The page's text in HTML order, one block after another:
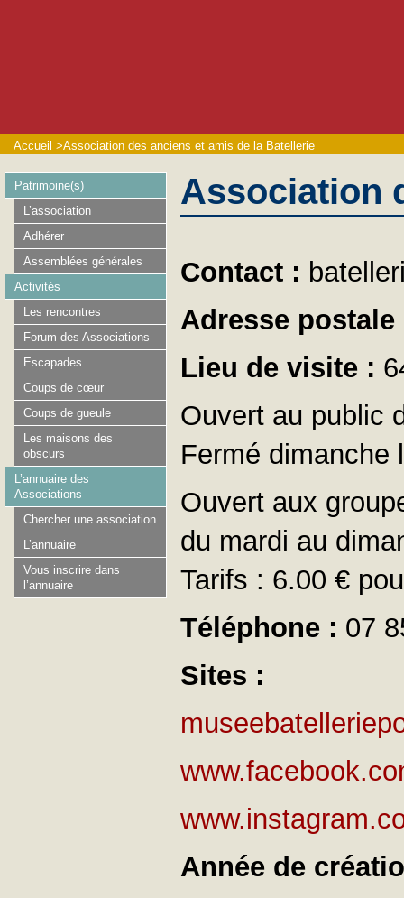
Accueil >Association des anciens et amis de la Batellerie
Association
Contact :
Adresse
Lieu de visite :
Ouvert au public
Fermé dimanche
Ouvert aux
du mardi au
Tarifs : 6.00 €
Téléphone : 07
Sites :
Année de
Patrimoine(s)
L’association
Adhérer
Assemblées générales
Activités
Les rencontres
Forum des Associations
Escapades
Coups de cœur
Coups de gueule
Les maisons des
obscurs
L’annuaire des
Associations
Chercher une association
L’annuaire
Vous inscrire dans
l’annuaire